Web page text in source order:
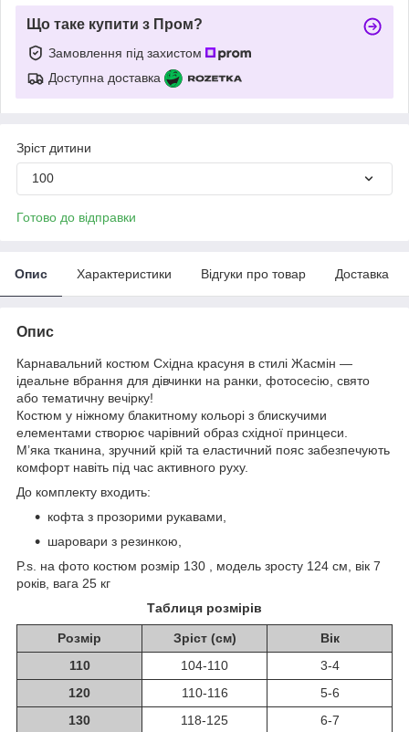
Що таке купити з Пром?
Замовлення під захистом
Доступна доставка
Зріст дитини
100
Готово до відправки
Опис Характеристики Відгуки про товар Доставка
Опис
Карнавальний костюм Східна красуня в стилі Жасмін —
ідеальне вбрання для дівчинки на ранки, фотосесію, свято
або тематичну вечірку!
Костюм у ніжному блакитному кольорі з блискучими
елементами створює чарівний образ східної принцеси.
М’яка тканина, зручний крій та еластичний пояс забезпечують
комфорт навіть під час активного руху.
До комплекту входить:
кофта з прозорими рукавами,
шаровари з резинкою,
P.s. на фото костюм розмір 130 , модель зросту 124 см, вік 7
років, вага 25 кг
Таблиця розмірів
Розмір Зріст (см)
Вік
110
104-110
3-4
120
110-116
5-6
130
118-125
6-7